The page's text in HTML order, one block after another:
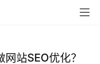
站SEO优化？